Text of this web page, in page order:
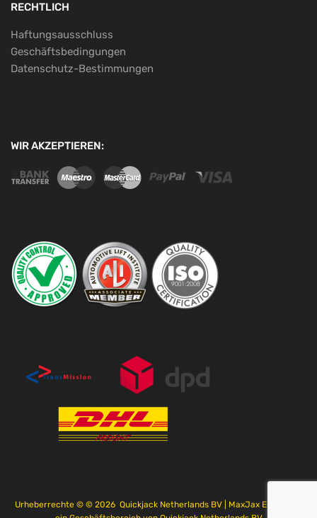
RECHTLICH
Haftungsausschluss
Geschäftsbedingungen
Datenschutz-Bestimmungen
WIR AKZEPTIEREN:
Urheberrechte © © 2026 Quickjack Netherlands BV | MaxJax Europe ist